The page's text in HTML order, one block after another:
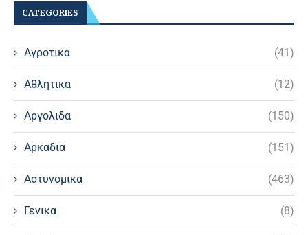
CATEGORIES
Αγροτικα (41)
Αθλητικα (12)
Αργολιδα (150)
Αρκαδια (151)
Αστυνομικα (463)
Γενικα (8)